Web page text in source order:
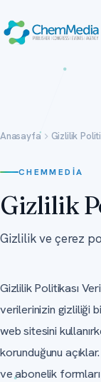
Anasayfa Gizlilik
CHEMMEDIA
Gizlilik
Gizlilik ve çerez
Gizlilik Politikası
verilerinizin gizliliği
web sitesini
korunduğunu
ve abonelik